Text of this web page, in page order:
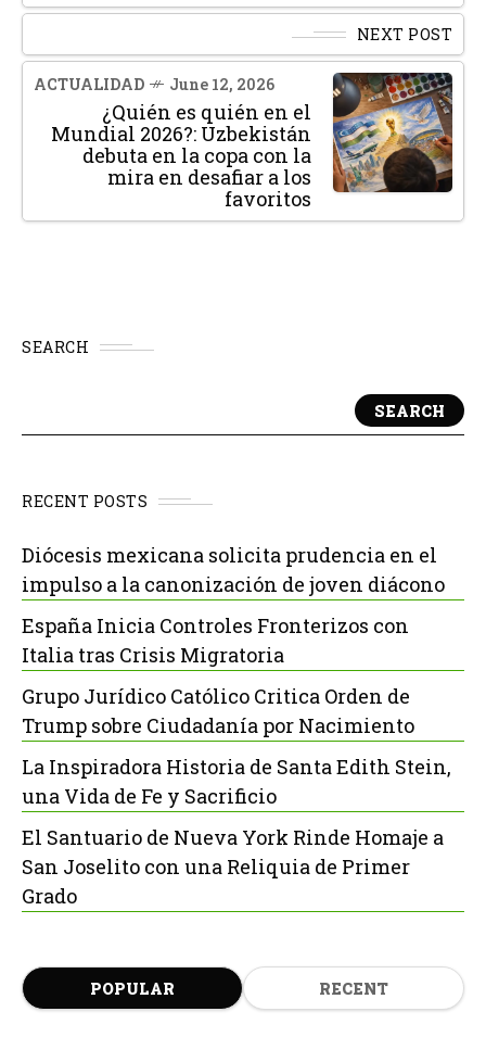
NEXT POST
ACTUALIDAD June 12, 2026
¿Quién es quién en el
Mundial 2026?: Uzbekistán
debuta en la copa con la
mira en desafiar a los
favoritos
SEARCH
SEARCH
RECENT POSTS
Diócesis mexicana solicita prudencia en el
impulso a la canonización de joven diácono
España Inicia Controles Fronterizos con
Italia tras Crisis Migratoria
Grupo Jurídico Católico Critica Orden de
Trump sobre Ciudadanía por Nacimiento
La Inspiradora Historia de Santa Edith Stein,
una Vida de Fe y Sacrificio
El Santuario de Nueva York Rinde Homaje a
San Joselito con una Reliquia de Primer
Grado
POPULAR RECENT